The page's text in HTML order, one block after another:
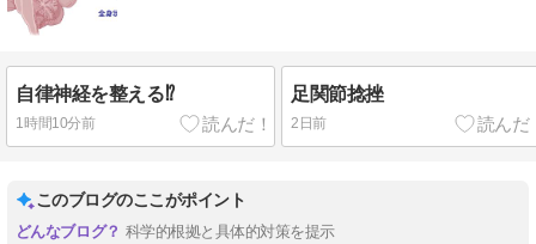
自律神経を整える⁉
1時間10分前
足関節捻挫
2日前
このブログのここがポイント
科学的根拠と具体的対策を提示